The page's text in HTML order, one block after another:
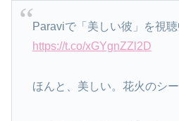
Paraviで「美しい彼」を視聴
https://t.co/xGYgnZZl2D
ほんと、美しい。花火のシー